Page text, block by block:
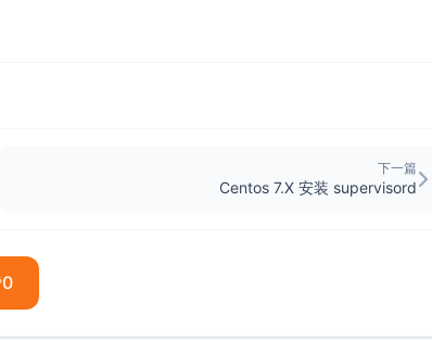
下一篇
Centos 7.X 安装 supervisord
0